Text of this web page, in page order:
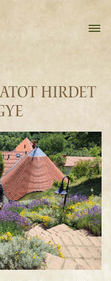
HIRDET